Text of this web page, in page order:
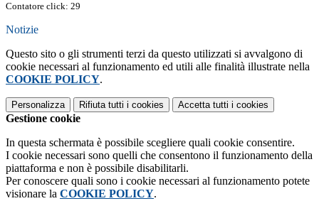
Contatore click: 29
Notizie
Questo sito o gli strumenti terzi da questo utilizzati si avvalgono di
cookie necessari al funzionamento ed utili alle finalità illustrate nella
COOKIE POLICY.
Personalizza Rifiuta tutti i cookies Accetta tutti i cookies
Gestione cookie
In questa schermata è possibile scegliere quali cookie consentire.
I cookie necessari sono quelli che consentono il funzionamento della
piattaforma e non è possibile disabilitarli.
Per conoscere quali sono i cookie necessari al funzionamento potete
visionare la COOKIE POLICY.